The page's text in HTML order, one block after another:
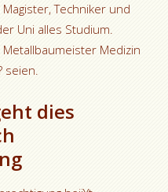
Techniker und
Uni alles Studium.
Medizin
seien.
dies